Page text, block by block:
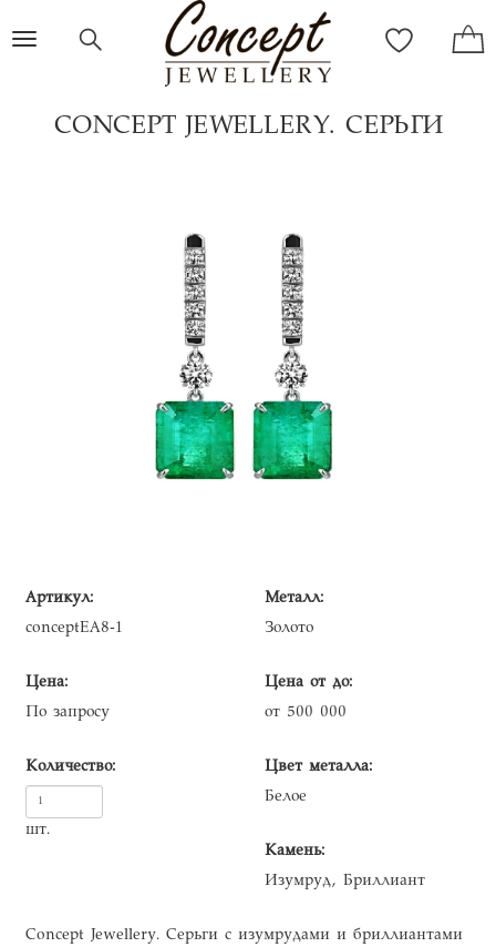
Toggle
CONCEPT JEWELLERY. СЕРЬГИ
Артикул:
conceptEA8-1
Цена:
По запросу
Количество:
шт.
Металл:
Золото
Цена от до:
от 500 000
Цвет металла:
Белое
Камень:
Изумруд, Бриллиант
Concept Jewellery. Серьги с изумрудами и бриллиантами